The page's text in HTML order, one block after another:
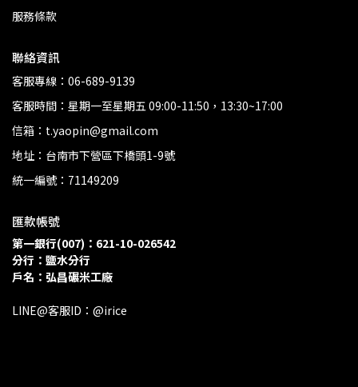
服務條款
聯絡資訊
客服專線：06-689-9139
客服時間：星期一至星期五 09:00-11:50，13:30~17:00
信箱：t.yaopin@gmail.com
地址：台南市下營區下橋頭1-9號
統一編號：71149209
匯款帳號
第一銀行(007)：621-10-026542
分行：鹽水分行
戶名：弘昌碾米工廠
LINE@客服ID：@irice